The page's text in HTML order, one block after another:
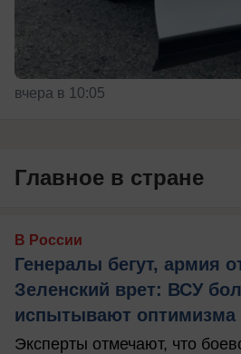
вчера в 10:05
Главное в стране
В России
Генералы бегут, армия
Зеленский врет: ВСУ
испытывают оптимизма
Эксперты отмечают, что